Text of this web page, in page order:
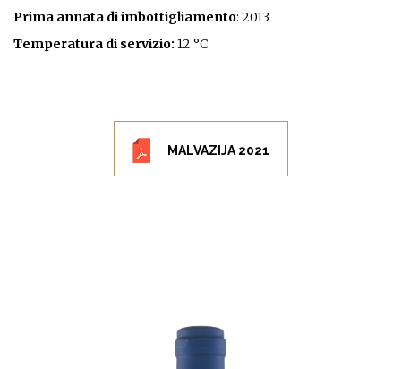
Prima annata di imbottigliamento: 2013
Temperatura di servizio: 12 °C
MALVAZIJA 2021